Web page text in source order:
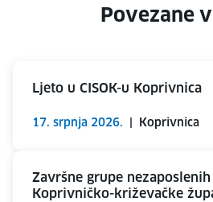
Povezane
Ljeto u CISOK-u Koprivnica
17. srpnja 2026. Koprivnica
Završne grupe
Koprivničko-križevačke